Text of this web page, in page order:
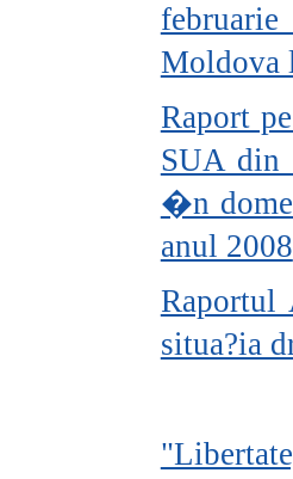
Moldova
Raport
SUA din
�n
anul 2008
Raportul
situa?ia